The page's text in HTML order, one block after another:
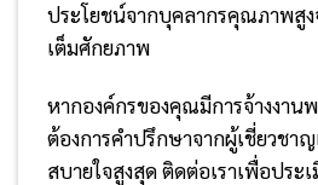
ประโยชน์จากบุคลากรคุณภาพสูง
เต็มศักยภาพ
หากองค์กรของคุณมีการจ้างงาน
ต้องการคำปรึกษาจากผู้เชี่ยวชา
สบายใจสูงสุด ติดต่อเราเพื่อประ